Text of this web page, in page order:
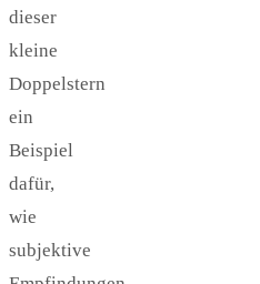
dieser
kleine
Doppelstern
ein
Beispiel
dafür,
wie
subjektive